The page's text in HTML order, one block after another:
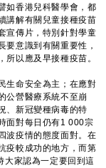
如香港兒科醫學會，都
講解有關兒童接種疫苗
宣傳片，特別針對學童
要意識到有關重要性，
以應及早接種疫苗。
生命安全為主；在應對
公營醫療系統不至崩
、新冠變種病毒的特
面對每日仍有1 000宗
波疫情的態度面對。在
疫較成功的地方，而第
大家認為一定要回到這